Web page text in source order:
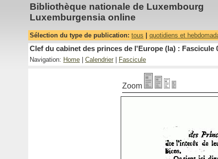
Bibliothèque nationale de Luxembourg
Luxemburgensia online
Sélection du type de publication: tous quotidiens et
Clef du cabinet des princes de l'Europe (la) : Fascicule
Navigation: Home Calendrier Fascicule
Zoom